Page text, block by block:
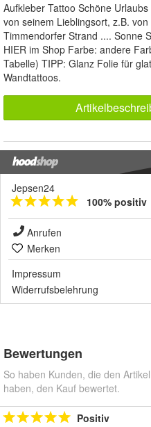
Aufkleber Tattoo Schöne
von seinem Lieblingsort, z.B.
Timmendorfer Strand .... Sonne
HIER im Shop Farbe: andere
Tabelle) TIPP: Glanz Folie für
Wandtattoos.
Jepsen24
100% positiv
Anrufen
Merken
Impressum
Widerrufsbelehrung
Bewertungen
So haben Kunden, die den
haben, den Kauf bewertet.
Positiv